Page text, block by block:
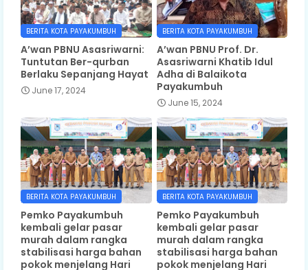
BERITA KOTA PAYAKUMBUH
A’wan PBNU Asasriwarni:
Tuntutan Ber-qurban
Berlaku Sepanjang Hayat
June 17, 2024
BERITA KOTA PAYAKUMBUH
A’wan PBNU Prof. Dr.
Asasriwarni Khatib Idul
Adha di Balaikota
Payakumbuh
June 15, 2024
BERITA KOTA PAYAKUMBUH
Pemko Payakumbuh
kembali gelar pasar
murah dalam rangka
stabilisasi harga bahan
pokok menjelang Hari
BERITA KOTA PAYAKUMBUH
Pemko Payakumbuh
kembali gelar pasar
murah dalam rangka
stabilisasi harga bahan
pokok menjelang Hari